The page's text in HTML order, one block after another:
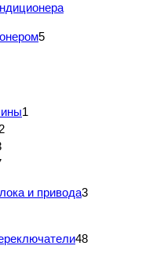
5
1
2
и привода3
48